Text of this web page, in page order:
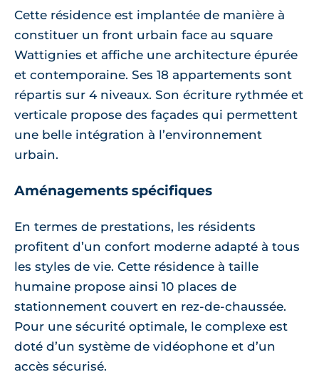
Cette résidence est implantée de manière à
constituer un front urbain face au square
Wattignies et affiche une architecture épurée
et contemporaine. Ses 18 appartements sont
répartis sur 4 niveaux. Son écriture rythmée et
verticale propose des façades qui permettent
une belle intégration à l’environnement
urbain.
Aménagements spécifiques
En termes de prestations, les résidents
profitent d’un confort moderne adapté à tous
les styles de vie. Cette résidence à taille
humaine propose ainsi 10 places de
stationnement couvert en rez-de-chaussée.
Pour une sécurité optimale, le complexe est
doté d’un système de vidéophone et d’un
accès sécurisé.